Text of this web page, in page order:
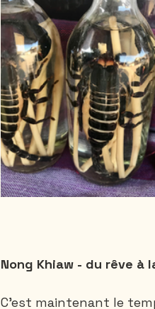
Nong Khiaw - du rêve à
C'est maintenant le